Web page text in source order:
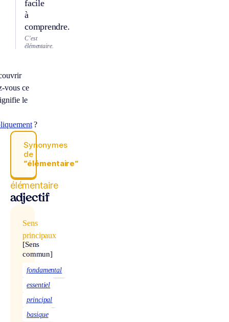
facile
à
comprendre.
C’est
élémentaire.
vous ce
le
?
Synonymes
de
“élémentaire“
élémentaire
adjectif
Sens
principaux
[Sens
commun]
fondamental
essentiel
principal
basique